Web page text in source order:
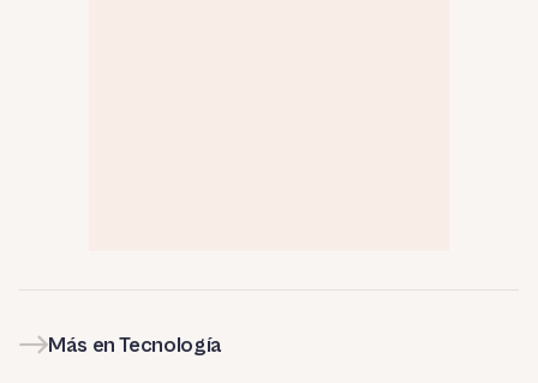
Más en Tecnología